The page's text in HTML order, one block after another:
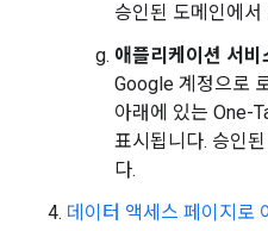
승인된 도메인에
애플리케이션 서
Google 계정으로
아래에 있는 One-
표시됩니다. 승인
다.
데이터 액세스 페이지로